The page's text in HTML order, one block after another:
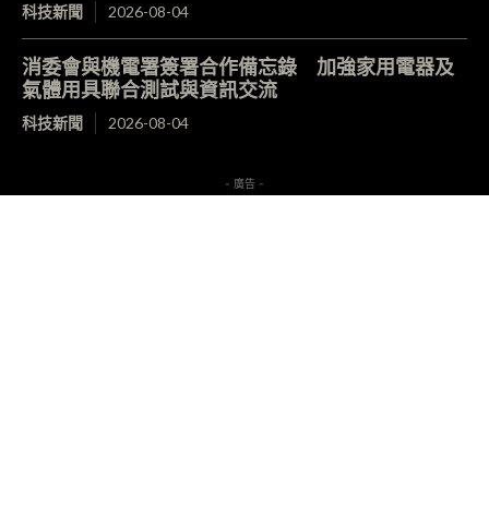
科技新聞 2026-08-04
消委會與機電署簽署合作備忘錄 加強家用電器及
氣體用具聯合測試與資訊交流
科技新聞 2026-08-04
- 廣告 -